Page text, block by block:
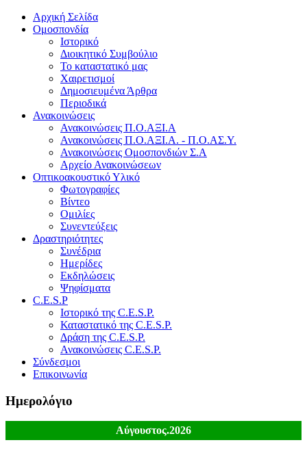
Αρχική Σελίδα
Ομοσπονδία
Ιστορικό
Διοικητικό Συμβούλιο
Το καταστατικό μας
Χαιρετισμοί
Δημοσιευμένα Άρθρα
Περιοδικά
Ανακοινώσεις
Ανακοινώσεις Π.Ο.ΑΞΙ.Α
Ανακοινώσεις Π.Ο.ΑΞΙ.Α. - Π.Ο.ΑΣ.Υ.
Ανακοινώσεις Ομοσπονδιών Σ.Α
Αρχείο Ανακοινώσεων
Οπτικοακουστικό Υλικό
Φωτογραφίες
Βίντεο
Ομιλίες
Συνεντεύξεις
Δραστηριότητες
Συνέδρια
Ημερίδες
Εκδηλώσεις
Ψηφίσματα
C.E.S.P
Ιστορικό της C.E.S.P.
Καταστατικό της C.E.S.P.
Δράση της C.E.S.P.
Ανακοινώσεις C.E.S.P.
Σύνδεσμοι
Επικοινωνία
Ημερολόγιο
Αύγουστος.2026